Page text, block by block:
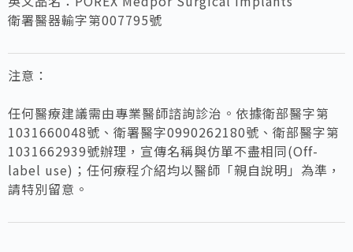
衛署醫器輸字第007795號
注意：
任何醫療建議需由專業醫師諮詢診治。依據衛部醫字第
1031660048號、衛署醫字0990262180號、衛部醫字第
1031662939號辦理，宣傳名稱與仿單不盡相同(Off-
label use)；任何療程介紹均以醫師「親自說明」為準，
請特別留意。